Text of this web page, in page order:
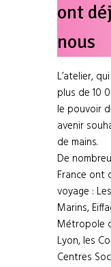
ont
nous
L’atelier,
plus de 10
le pouvoir
avenir
de mains.
De
France ont
voyage :
Marins,
Métropole
Lyon, les
Centres